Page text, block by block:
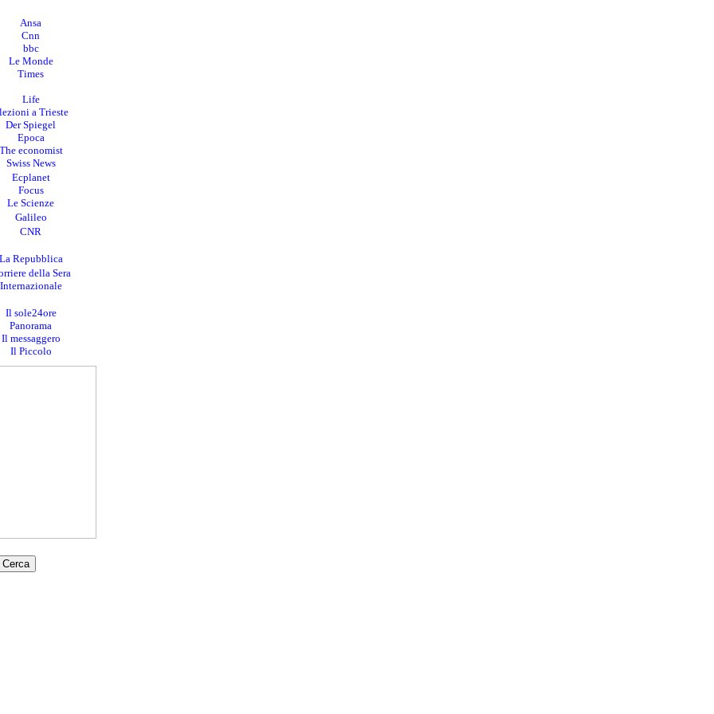
Ansa
Cnn
bbc
Le Monde
Times
Life
a Trieste
Der Spiegel
Epoca
economist
Swiss News
Ecplanet
Focus
Le Scienze
Galileo
CNR
Repubblica
della Sera
Internazionale
Il sole24ore
Panorama
Il messaggero
Il Piccolo